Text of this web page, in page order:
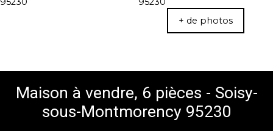
+ de photos
Maison à vendre, 6 pièces - Soisy-
sous-Montmorency 95230